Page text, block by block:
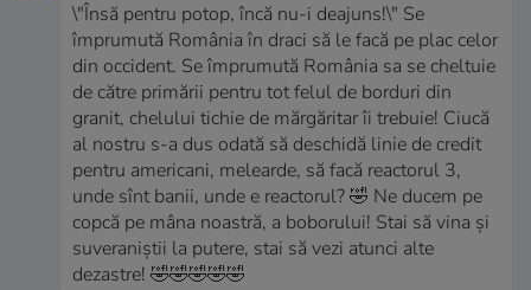
\"Însă pentru potop, încă nu-i deajuns!\" Se
împrumută România în draci să le facă pe plac celor
din occident. Se împrumută România sa se cheltuie
de către primării pentru tot felul de borduri din
granit, chelului tichie de mărgăritar îi trebuie! Ciucă
al nostru s-a dus odată să deschidă linie de credit
pentru americani, melearde, să facă reactorul 3,
unde sînt banii, unde e reactorul? 🤣 Ne ducem pe
copcă pe mâna noastră, a boborului! Stai să vina și
suveraniștii la putere, stai să vezi atunci alte
dezastre! 🤣🤣🤣🤣🤣